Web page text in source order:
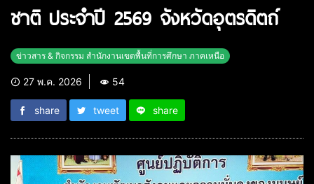
ชาติ ประจำปี 2569 จังหวัดอุตรดิตถ์
ข่าวสาร & กิจกรรม สำนักงานเขตพื้นที่การศึกษา ภาคเหนือ
27 พ.ค. 2026 54
share tweet share